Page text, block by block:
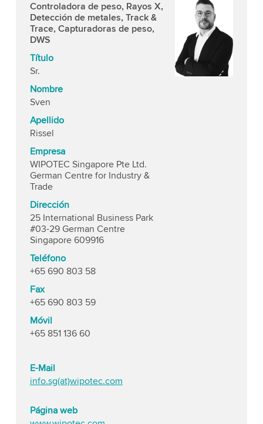
Controladora de peso, Rayos X,
Detección de metales, Track &
Trace, Capturadoras de peso,
DWS
Título
Sr.
Nombre
Sven
Apellido
Rissel
Empresa
WIPOTEC Singapore Pte Ltd.
German Centre for Industry &
Trade
Dirección
25 International Business Park
#03-29 German Centre
Singapore 609916
Teléfono
+65 690 803 58
Fax
+65 690 803 59
Móvil
+65 851 136 60
E-Mail
info.sg(at)wipotec.com
Página web